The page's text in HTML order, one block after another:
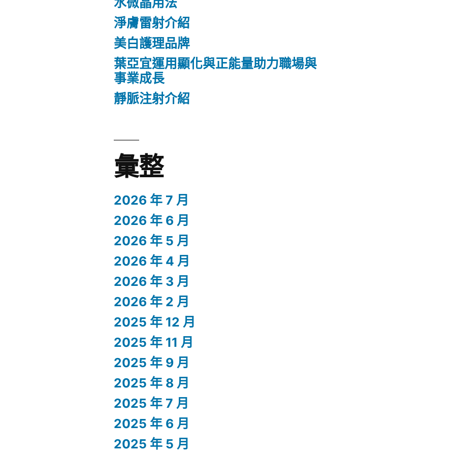
淨膚雷射介紹
美白護理品牌
葉亞宜運用顯化與正能量助力職場與
事業成長
靜脈注射介紹
彙整
2026 年 7 月
2026 年 6 月
2026 年 5 月
2026 年 4 月
2026 年 3 月
2026 年 2 月
2025 年 12 月
2025 年 11 月
2025 年 9 月
2025 年 8 月
2025 年 7 月
2025 年 6 月
2025 年 5 月